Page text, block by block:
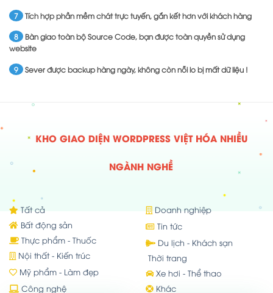
7 Tích hợp phần mềm chát trực tuyến, gắn kết hơn với khách hàng
8
Bàn giao toàn bộ Source Code, bạn được toàn quyền sử dụng
website
9 Sever được backup hàng ngày, không còn nỗi lo bị mất dữ liệu !
KHO GIAO DIỆN WORDPRESS VIỆT HÓA NHIỀU
NGÀNH NGHỀ
Tất cả
Bất động sản
Thực phẩm - Thuốc
Nội thất - Kiến trúc
Mỹ phẩm - Làm đẹp
Công nghệ
Doanh nghiệp
Tin tức
Du lịch - Khách sạn
Thời trang
Xe hơi - Thể thao
Khác